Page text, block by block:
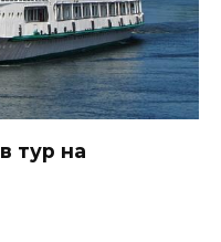
тур на